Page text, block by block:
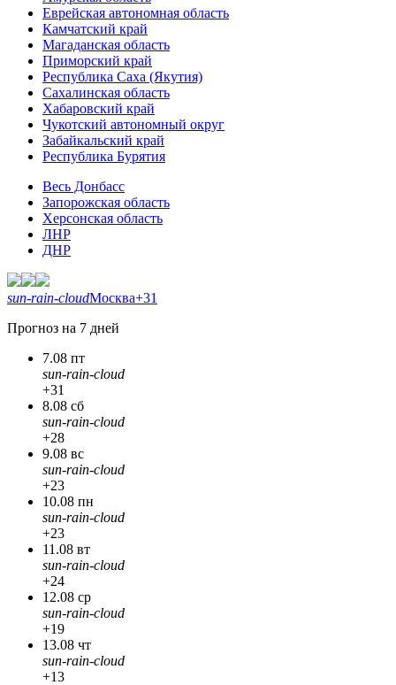
Еврейская автономная область
Камчатский край
Магаданская область
Приморский край
Республика Саха (Якутия)
Сахалинская область
Хабаровский край
Чукотский автономный округ
Забайкальский край
Республика Бурятия
Весь Донбасс
Запорожская область
Херсонская область
ЛНР
ДНР
sun-rain-cloudМосква+31
Прогноз на 7 дней
7.08 пт
sun-rain-cloud
+31
8.08 сб
sun-rain-cloud
+28
9.08 вс
sun-rain-cloud
+23
10.08 пн
sun-rain-cloud
+23
11.08 вт
sun-rain-cloud
+24
12.08 ср
sun-rain-cloud
+19
13.08 чт
sun-rain-cloud
+13